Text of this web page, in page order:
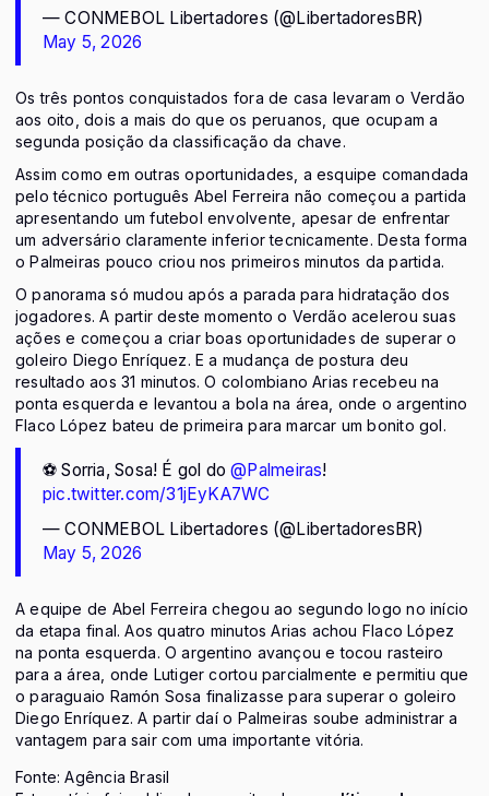
— CONMEBOL Libertadores (@LibertadoresBR)
May 5, 2026
Os três pontos conquistados fora de casa levaram o Verdão
aos oito, dois a mais do que os peruanos, que ocupam a
segunda posição da classificação da chave.
Assim como em outras oportunidades, a esquipe comandada
pelo técnico português Abel Ferreira não começou a partida
apresentando um futebol envolvente, apesar de enfrentar
um adversário claramente inferior tecnicamente. Desta forma
o Palmeiras pouco criou nos primeiros minutos da partida.
O panorama só mudou após a parada para hidratação dos
jogadores. A partir deste momento o Verdão acelerou suas
ações e começou a criar boas oportunidades de superar o
goleiro Diego Enríquez. E a mudança de postura deu
resultado aos 31 minutos. O colombiano Arias recebeu na
ponta esquerda e levantou a bola na área, onde o argentino
Flaco López bateu de primeira para marcar um bonito gol.
⚽ Sorria, Sosa! É gol do@Palmeiras!
pic.twitter.com/31jEyKA7WC
— CONMEBOL Libertadores (@LibertadoresBR)
May 5, 2026
A equipe de Abel Ferreira chegou ao segundo logo no início
da etapa final. Aos quatro minutos Arias achou Flaco López
na ponta esquerda. O argentino avançou e tocou rasteiro
para a área, onde Lutiger cortou parcialmente e permitiu que
o paraguaio Ramón Sosa finalizasse para superar o goleiro
Diego Enríquez. A partir daí o Palmeiras soube administrar a
vantagem para sair com uma importante vitória.
Fonte: Agência Brasil